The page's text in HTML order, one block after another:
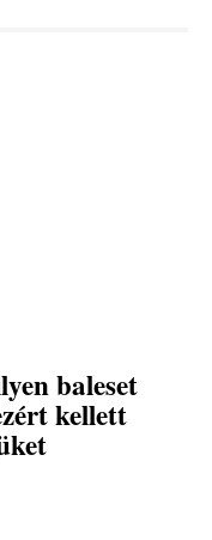
baleset
kellett